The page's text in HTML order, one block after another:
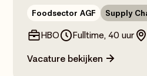
Foodsector AGF Supply
HBO Fulltime, 40 uur
Vacature bekijken